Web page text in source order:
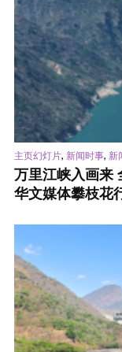
主页幻灯片, 新闻时事, 新
万里江峡入画
华文媒体攀枝花